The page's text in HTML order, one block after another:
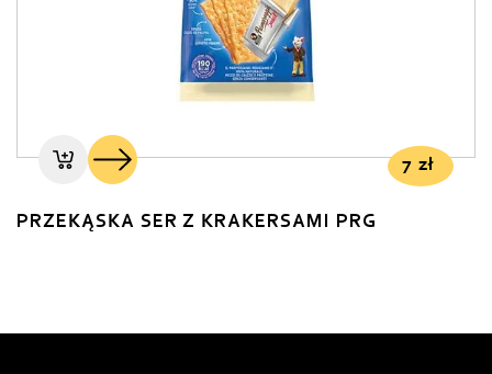
7 zł
PRZEKĄSKA SER Z KRAKERSAMI PRG